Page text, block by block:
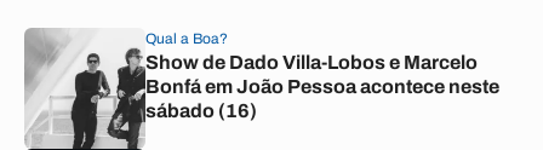
Qual a Boa?
Show de Dado Villa-Lobos e Marcelo
Bonfá em João Pessoa acontece neste
sábado (16)